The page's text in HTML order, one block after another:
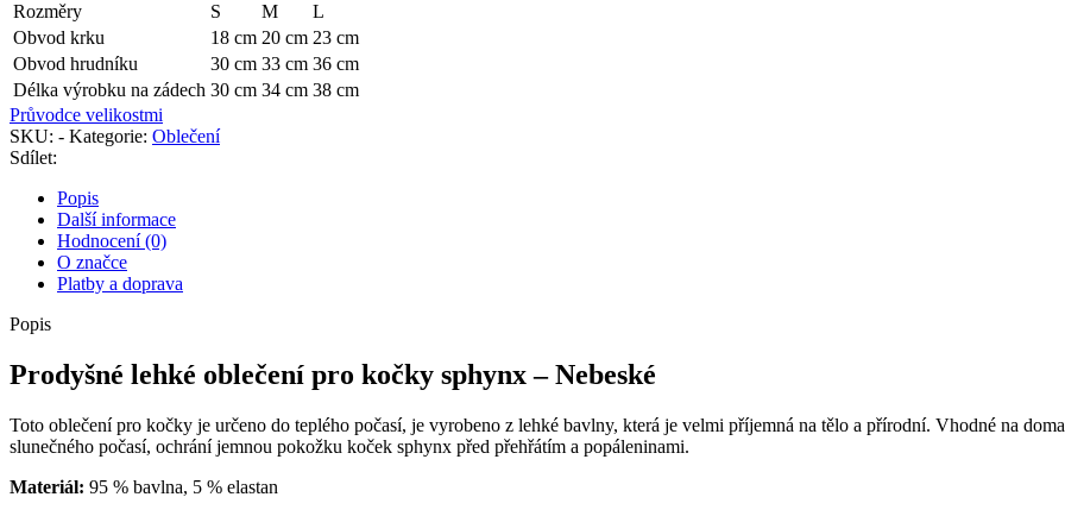
Rozměry S M
L
Obvod krku
18 cm 20 cm 23 cm
Obvod hrudníku
30 cm 33 cm 36 cm
Délka výrobku na zádech 30 cm 34 cm 38 cm
Průvodce velikostmi
SKU: - Kategorie: Oblečení
Sdílet:
Popis
Další informace
Hodnocení (0)
O značce
Platby a doprava
Popis
Prodyšné lehké oblečení pro kočky sphynx – Nebeské
Toto oblečení pro kočky je určeno do teplého počasí, je vyrobeno z lehké bavlny, která je velmi příjemná na tělo a přírodní. Vhodné na
slunečného počasí, ochrání jemnou pokožku koček sphynx před přehřátím a popáleninami.
Materiál: 95 % bavlna, 5 % elastan